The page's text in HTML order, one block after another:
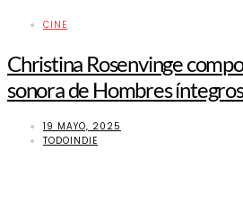
CINE
Christina Rosenvinge
sonora de Hombres íntegros
19 MAYO, 2025
TODOINDIE